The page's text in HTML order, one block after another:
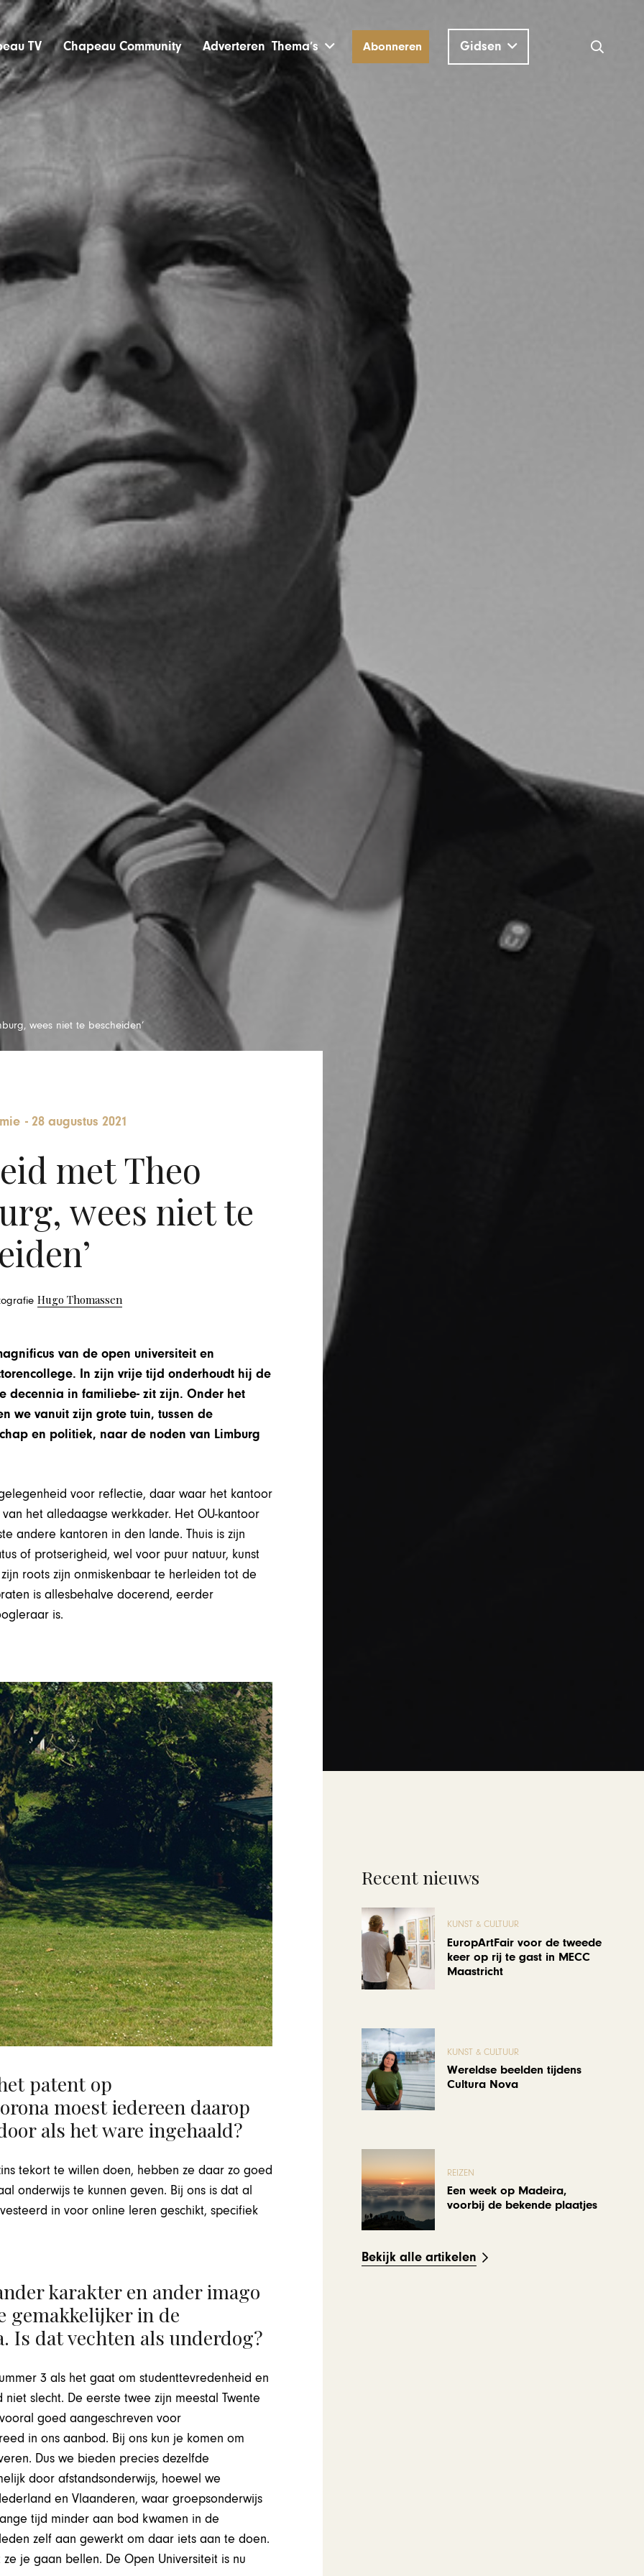
TV Chapeau Community Adverteren Thema’s Abonneren Gidsen
wees niet te bescheiden’
- 28 augustus 2021
met Theo
wees niet te
Hugo Thomassen
van de open universiteit en
In zijn vrije tijd onderhoudt hij de
decennia in familiebe- zit zijn. Onder het
we vanuit zijn grote tuin, tussen de
en politiek, naar de noden van Limburg
voor reflectie, daar waar het kantoor
het alledaagse werkkader. Het OU-kantoor
andere kantoren in den lande. Thuis is zijn
of protserigheid, wel voor puur natuur, kunst
roots zijn onmiskenbaar te herleiden tot de
is allesbehalve docerend, eerder
is.
patent op
moest iedereen daarop
als het ware ingehaald?
tekort te willen doen, hebben ze daar zo goed
onderwijs te kunnen geven. Bij ons is dat al
in voor online leren geschikt, specifiek
karakter en ander imago
gemakkelijker in de
Is dat vechten als underdog?
3 als het gaat om studenttevredenheid en
slecht. De eerste twee zijn meestal Twente
goed aangeschreven voor
in ons aanbod. Bij ons kun je komen om
Dus we bieden precies dezelfde
door afstandsonderwijs, hoewel we
en Vlaanderen, waar groepsonderwijs
tijd minder aan bod kwamen in de
zelf aan gewerkt om daar iets aan te doen.
je gaan bellen. De Open Universiteit is nu
Recent nieuws
KUNST & CULTUUR
EuropArtFair voor de tweede
keer op rij te gast in MECC
Maastricht
KUNST & CULTUUR
Wereldse beelden tijdens
Cultura Nova
REIZEN
Een week op Madeira,
voorbij de bekende plaatjes
Bekijk alle artikelen